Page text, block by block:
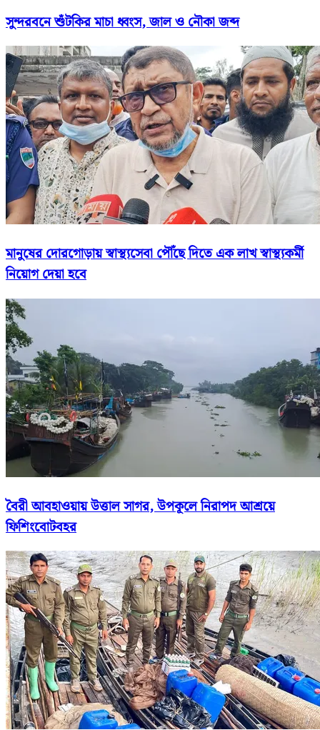
সুন্দরবনে শুঁটকির মাচা ধ্বংস, জাল ও নৌকা জব্দ
মানুষের দোরগোড়ায় স্বাস্থ্যসেবা পৌঁছে দিতে এক লাখ স্বাস্থ্যকর্মী
নিয়োগ দেয়া হবে
বৈরী আবহাওয়ায় উত্তাল সাগর, উপকূলে নিরাপদ আশ্রয়ে
ফিশিংবোটবহর